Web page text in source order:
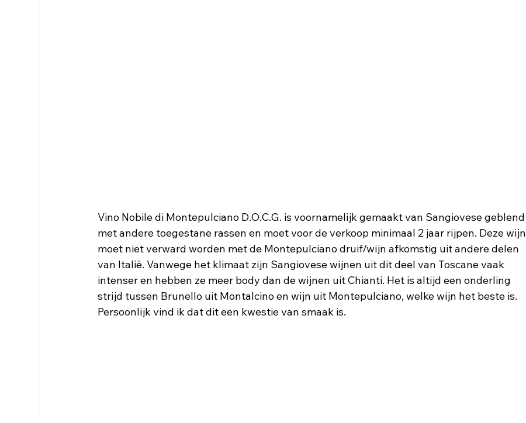
Vino Nobile di Montepulciano D.O.C.G. is voornamelijk gemaakt van Sangiovese geblend
met andere toegestane rassen en moet voor de verkoop minimaal 2 jaar rijpen. Deze wijn
moet niet verward worden met de Montepulciano druif/wijn afkomstig uit andere delen
van Italië. Vanwege het klimaat zijn Sangiovese wijnen uit dit deel van Toscane vaak
intenser en hebben ze meer body dan de wijnen uit Chianti. Het is altijd een onderling
strijd tussen Brunello uit Montalcino en wijn uit Montepulciano, welke wijn het beste is.
Persoonlijk vind ik dat dit een kwestie van smaak is.